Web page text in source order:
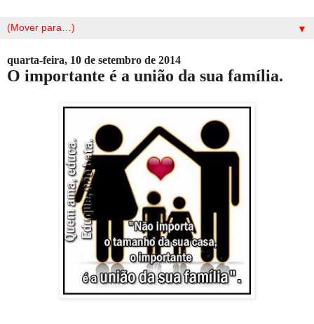
▼
quarta-feira, 10 de setembro de 2014
O importante é a união da sua família.